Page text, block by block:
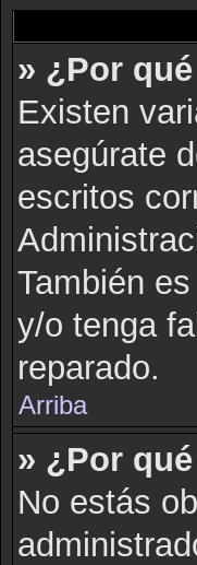
» ¿Por
Existen
asegúrate
escritos
También
y/o tenga
reparado.
Arriba
» ¿Por
No estás